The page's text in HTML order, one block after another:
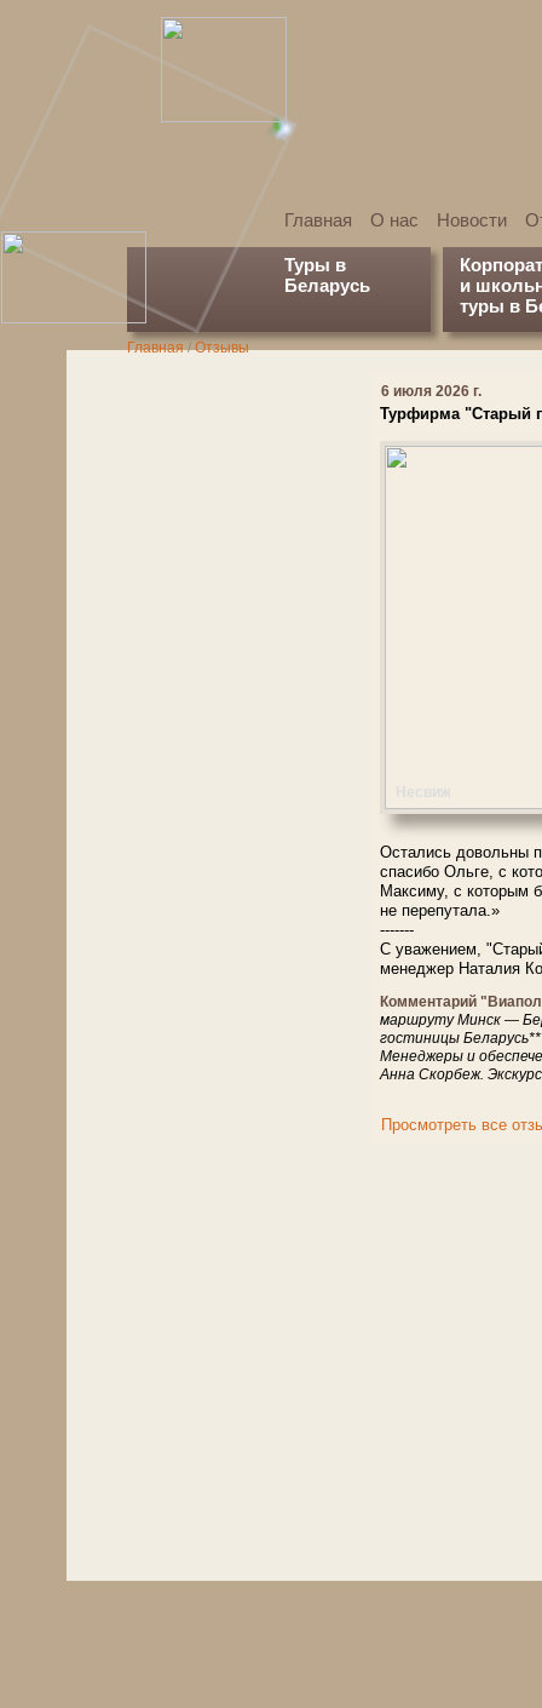
Главная О нас Новости
Туры в
Беларусь
и
туры в
Главная/Отзывы
6 июля 2026 г.
Турфирма "Старый
Остались довольны
спасибо Ольге, с
Максиму, с которым
не перепутала.»
-------
С уважением,
менеджер Наталия
Комментарий
маршруту Минск —
гостиницы
Менеджеры и
Анна Скорбеж.
Просмотреть все